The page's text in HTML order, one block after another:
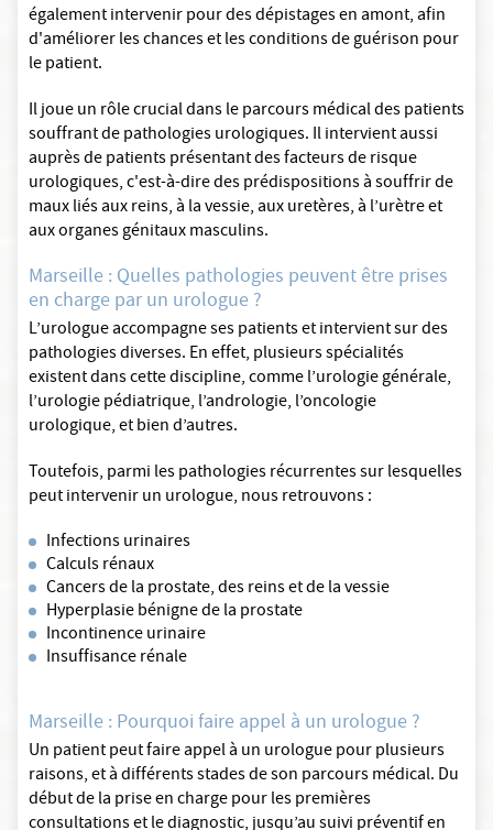
également intervenir pour des dépistages en amont, afin
d'améliorer les chances et les conditions de guérison pour
le patient.
Il joue un rôle crucial dans le parcours médical des patients
souffrant de pathologies urologiques. Il intervient aussi
auprès de patients présentant des facteurs de risque
urologiques, c'est-à-dire des prédispositions à souffrir de
maux liés aux reins, à la vessie, aux uretères, à l’urètre et
aux organes génitaux masculins.
Marseille : Quelles pathologies peuvent être prises
en charge par un urologue ?
L’urologue accompagne ses patients et intervient sur des
pathologies diverses. En effet, plusieurs spécialités
existent dans cette discipline, comme l’urologie générale,
l’urologie pédiatrique, l’andrologie, l’oncologie
urologique, et bien d’autres.
Toutefois, parmi les pathologies récurrentes sur lesquelles
peut intervenir un urologue, nous retrouvons :
Infections urinaires
Calculs rénaux
Cancers de la prostate, des reins et de la vessie
Hyperplasie bénigne de la prostate
Incontinence urinaire
Insuffisance rénale
Marseille : Pourquoi faire appel à un urologue ?
Un patient peut faire appel à un urologue pour plusieurs
raisons, et à différents stades de son parcours médical. Du
début de la prise en charge pour les premières
consultations et le diagnostic, jusqu’au suivi préventif en